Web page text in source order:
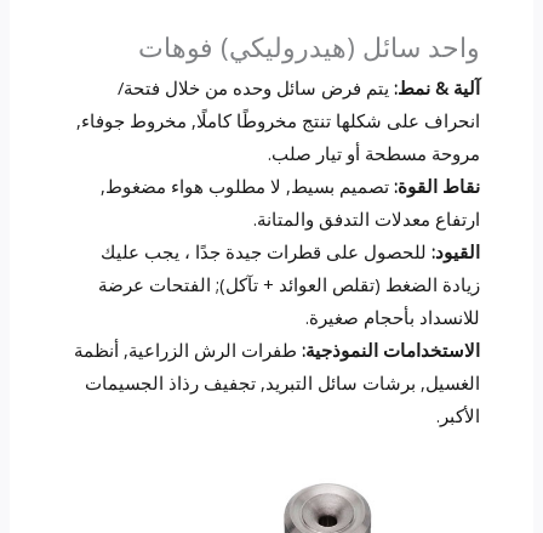
واحد سائل (هيدروليكي) فوهات
آلية & نمط:يتم فرض سائل وحده من خلال فتحة/
انحراف على شكلها تنتج مخروطًا كاملًا, مخروط جوفاء,
مروحة مسطحة أو تيار صلب.
نقاط القوة:تصميم بسيط, لا مطلوب هواء مضغوط,
ارتفاع معدلات التدفق والمتانة.
القيود:للحصول على قطرات جيدة جدًا ، يجب عليك
زيادة الضغط (تقلص العوائد + تآكل); الفتحات عرضة
للانسداد بأحجام صغيرة.
الاستخدامات النموذجية:طفرات الرش الزراعية, أنظمة
الغسيل, برشات سائل التبريد, تجفيف رذاذ الجسيمات
الأكبر.